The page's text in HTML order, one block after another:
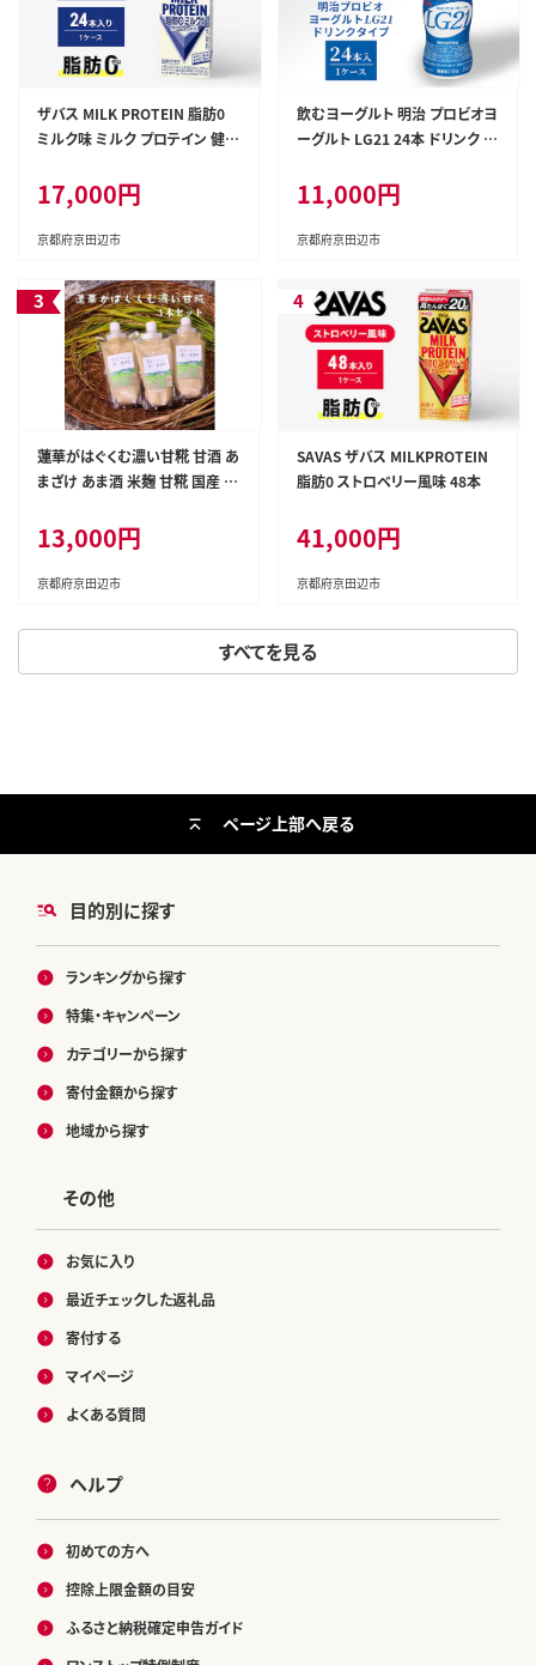
すべてを見る
ザバス MILK PROTEIN 脂肪0
ミルク味 ミルク プロテイン 健康
S
17,000円
京都府京田辺市
飲むヨーグルト 明治 プロビオヨ
ーグルト LG21 24本 ドリンク タ
リンクヨーグルト ヨーグルトド
リンク ヨーグルト 飲み物 飲料
ジュース 健康食品 健康 ヨーグ
蔵 冷蔵配送 京田辺市
11,000円
京都府京田辺市
蓮華がはぐくむ濃い甘糀 甘酒 あ
まざけ あま酒 米麹 甘糀 国産 お
使用 無添加 京田辺市 京都
13,000円
京都府京田辺市
SAVAS ザバス MILKPROTEIN
脂肪0 ストロベリー風味 48本
41,000円
京都府京田辺市
目的別に探す
ランキングから探す
特集・キャンペーン
カテゴリーから探す
寄付金額から探す
地域から探す
その他
お気に入り
最近チェックした返礼品
寄付する
マイページ
よくある質問
ヘルプ
初めての方へ
控除上限金額の目安
ふるさと納税確定申告ガイド
ページ上部へ戻る